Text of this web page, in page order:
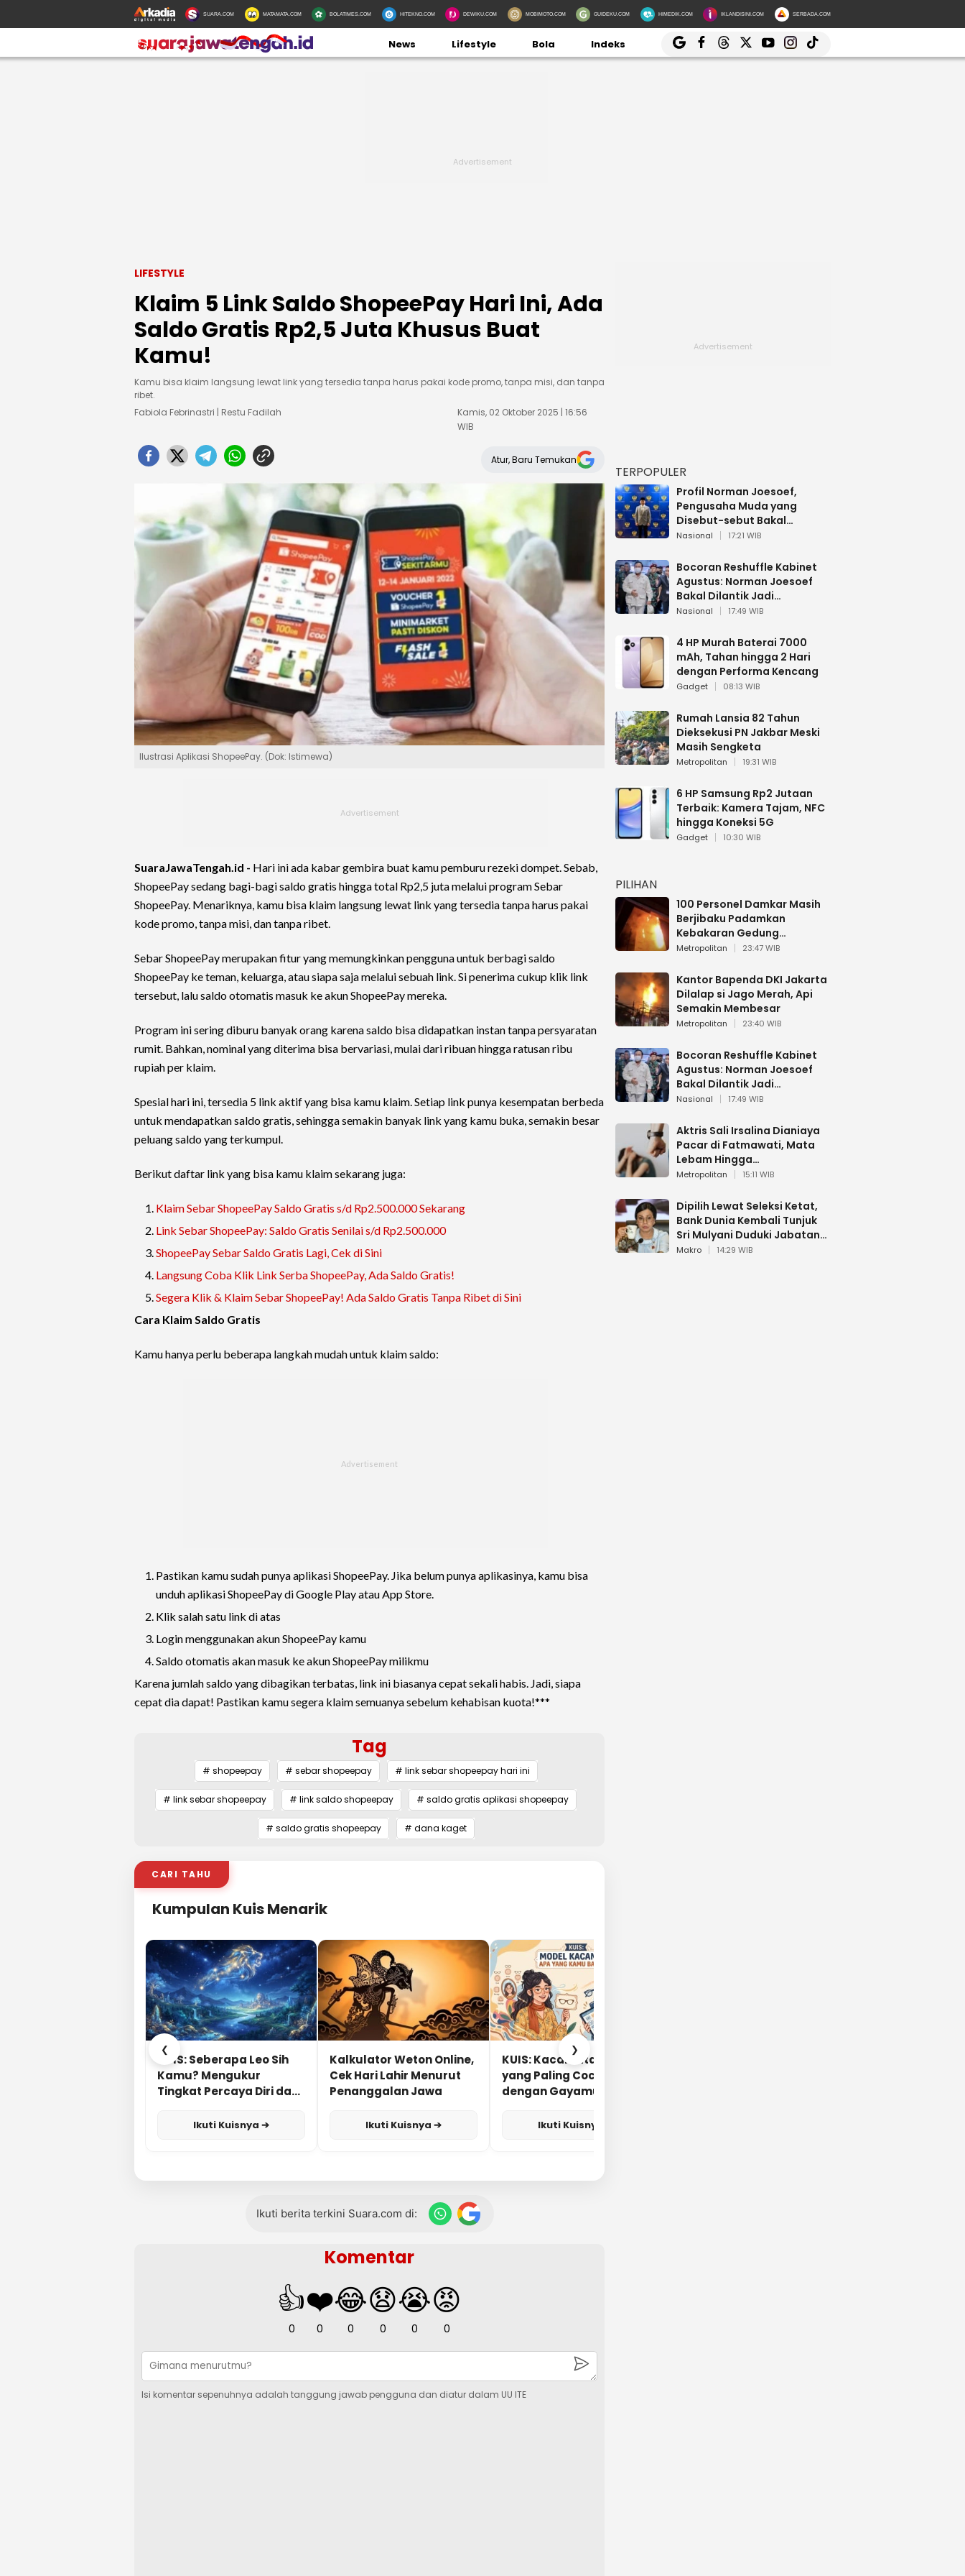
SUARA.COM MATAMATA.COM BOLATIMES.COM HITEKNO.COM DEWIKU.COM MOBIMOTO.COM GUIDEKU.COM HIMEDIK.COM IKLANDISINI.COM SERBADA.COM
News Lifestyle Bola Indeks
LIFESTYLE
Klaim 5 Link Saldo ShopeePay Hari Ini, Ada
Saldo Gratis Rp2,5 Juta Khusus Buat
Kamu!
Kamu bisa klaim langsung lewat link yang tersedia tanpa harus pakai kode promo, tanpa misi, dan tanpa
ribet.
Fabiola Febrinastri | Restu Fadilah
Kamis, 02 Oktober 2025 | 16:56
WIB
Atur, Baru Temukan
Ilustrasi Aplikasi ShopeePay. (Dok: Istimewa)
SuaraJawaTengah.id - Hari ini ada kabar gembira buat kamu pemburu rezeki dompet. Sebab,
ShopeePay sedang bagi-bagi saldo gratis hingga total Rp2,5 juta melalui program Sebar
ShopeePay. Menariknya, kamu bisa klaim langsung lewat link yang tersedia tanpa harus pakai
kode promo, tanpa misi, dan tanpa ribet.
Sebar ShopeePay merupakan fitur yang memungkinkan pengguna untuk berbagi saldo
ShopeePay ke teman, keluarga, atau siapa saja melalui sebuah link. Si penerima cukup klik link
tersebut, lalu saldo otomatis masuk ke akun ShopeePay mereka.
Program ini sering diburu banyak orang karena saldo bisa didapatkan instan tanpa persyaratan
rumit. Bahkan, nominal yang diterima bisa bervariasi, mulai dari ribuan hingga ratusan ribu
rupiah per klaim.
Spesial hari ini, tersedia 5 link aktif yang bisa kamu klaim. Setiap link punya kesempatan berbeda
untuk mendapatkan saldo gratis, sehingga semakin banyak link yang kamu buka, semakin besar
peluang saldo yang terkumpul.
Berikut daftar link yang bisa kamu klaim sekarang juga:
Klaim Sebar ShopeePay Saldo Gratis s/d Rp2.500.000 Sekarang
Link Sebar ShopeePay: Saldo Gratis Senilai s/d Rp2.500.000
ShopeePay Sebar Saldo Gratis Lagi, Cek di Sini
Langsung Coba Klik Link Serba ShopeePay, Ada Saldo Gratis!
Segera Klik & Klaim Sebar ShopeePay! Ada Saldo Gratis Tanpa Ribet di Sini
Cara Klaim Saldo Gratis
Kamu hanya perlu beberapa langkah mudah untuk klaim saldo:
Pastikan kamu sudah punya aplikasi ShopeePay. Jika belum punya aplikasinya, kamu bisa
unduh aplikasi ShopeePay di Google Play atau App Store.
Klik salah satu link di atas
Login menggunakan akun ShopeePay kamu
Saldo otomatis akan masuk ke akun ShopeePay milikmu
Karena jumlah saldo yang dibagikan terbatas, link ini biasanya cepat sekali habis. Jadi, siapa
cepat dia dapat! Pastikan kamu segera klaim semuanya sebelum kehabisan kuota!***
Tag
# shopeepay # sebar shopeepay # link sebar shopeepay hari ini
# link sebar shopeepay # link saldo shopeepay # saldo gratis aplikasi shopeepay
# saldo gratis shopeepay # dana kaget
CARI TAHU
Kumpulan Kuis Menarik
❮
KUIS: Seberapa Leo Sih
Kamu? Mengukur
Tingkat Percaya Diri dan
Ikuti Kuisnya ➔
Kalkulator Weton Online,
Cek Hari Lahir Menurut
Penanggalan Jawa
Ikuti Kuisnya ➔
KUIS: Kacamata Apa
yang Paling Cocok
dengan Gayamu?
Ikuti Kuisnya ➔
❯
Ikuti berita terkini Suara.com di:
Komentar
👍
0
❤️
0
😂
0
😧
0
😭
0
😡
0
Isi komentar sepenuhnya adalah tanggung jawab pengguna dan diatur dalam UU ITE
TERPOPULER
Profil Norman Joesoef,
Pengusaha Muda yang
Disebut-sebut Bakal
Dilantik Jadi Wamenhan RI
Nasional 17:21 WIB
Bocoran Reshuffle Kabinet
Agustus: Norman Joesoef
Bakal Dilantik Jadi
Wamenhan RI
Nasional 17:49 WIB
4 HP Murah Baterai 7000
mAh, Tahan hingga 2 Hari
dengan Performa Kencang
Gadget 08:13 WIB
Rumah Lansia 82 Tahun
Dieksekusi PN Jakbar Meski
Masih Sengketa
Metropolitan 19:31 WIB
6 HP Samsung Rp2 Jutaan
Terbaik: Kamera Tajam, NFC
hingga Koneksi 5G
Gadget 10:30 WIB
PILIHAN
100 Personel Damkar Masih
Berjibaku Padamkan
Kebakaran Gedung
Bapenda DKI
Metropolitan 23:47 WIB
Kantor Bapenda DKI Jakarta
Dilalap si Jago Merah, Api
Semakin Membesar
Metropolitan 23:40 WIB
Bocoran Reshuffle Kabinet
Agustus: Norman Joesoef
Bakal Dilantik Jadi
Wamenhan RI
Nasional 17:49 WIB
Aktris Sali Irsalina Dianiaya
Pacar di Fatmawati, Mata
Lebam Hingga
Diselamatkan Polantas
Metropolitan 15:11 WIB
Dipilih Lewat Seleksi Ketat,
Bank Dunia Kembali Tunjuk
Sri Mulyani Duduki Jabatan
Strategis
Makro 14:29 WIB